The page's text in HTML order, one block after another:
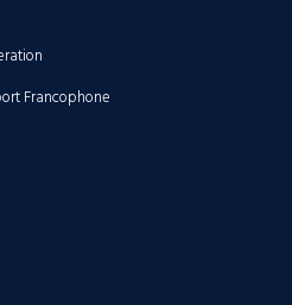
Francophone